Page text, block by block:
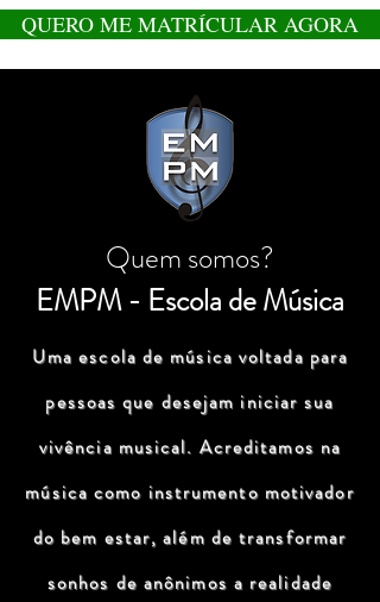
QUERO ME MATRÍCULAR AGORA
Quem somos?
EMPM - Escola de Música
Uma escola de música voltada para
pessoas que desejam iniciar sua
vivência musical. Acreditamos na
música como instrumento motivador
do bem estar, além de transformar
sonhos de anônimos a realidade